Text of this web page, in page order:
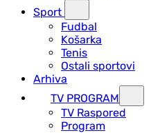
Sport
Fudbal
Košarka
Tenis
Ostali sportovi
Arhiva
TV PROGRAM
ТV Raspored
Program